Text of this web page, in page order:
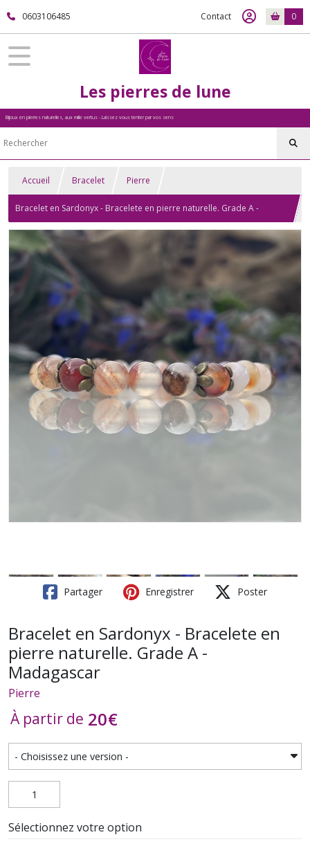
0603106485 Contact 0
Les pierres de lune
Bijoux en pierres naturelles, aux mille vertus - Laissez vous tenter par vos sens
Accueil Bracelet Pierre
Bracelet en Sardonyx - Bracelete en pierre naturelle. Grade A -
Madagascar
Partager Enregistrer Poster
Bracelet en Sardonyx - Bracelete en
pierre naturelle. Grade A -
Madagascar
Pierre
À partir de 20€
Sélectionnez votre option